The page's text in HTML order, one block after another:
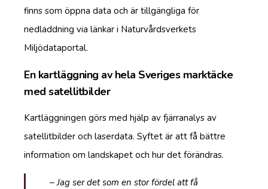
finns som öppna data och är tillgängliga för
nedladdning via länkar i Naturvårdsverkets
Miljödataportal.
En kartläggning av hela Sveriges marktäcke
med satellitbilder
Kartläggningen görs med hjälp av fjärranalys av
satellitbilder och laserdata. Syftet är att få bättre
information om landskapet och hur det förändras.
– Jag ser det som en stor fördel att få